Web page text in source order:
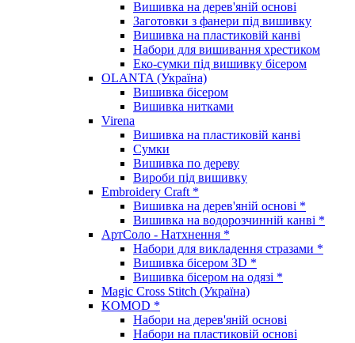
Вишивка на дерев'яній основі
Заготовки з фанери під вишивку
Вишивка на пластиковій канві
Набори для вишивання хрестиком
Еко-сумки під вишивку бісером
OLANTA (Україна)
Вишивка бісером
Вишивка нитками
Virena
Вишивка на пластиковій канві
Сумки
Вишивка по дереву
Вироби під вишивку
Embroidery Craft *
Вишивка на дерев'яній основі *
Вишивка на водорозчинній канві *
АртСоло - Натхнення *
Набори для викладення стразами *
Вишивка бісером 3D *
Вишивка бісером на одязі *
Magic Cross Stitch (Україна)
KOMOD *
Набори на дерев'яній основі
Набори на пластиковій основі